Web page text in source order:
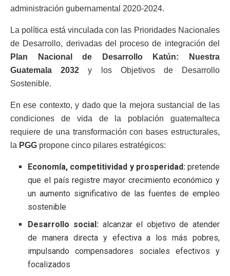
administración gubernamental 2020-2024.
La política está vinculada con las Prioridades Nacionales
de Desarrollo, derivadas del proceso de integración del
Plan Nacional de Desarrollo Katún: Nuestra
Guatemala 2032 y los Objetivos de Desarrollo
Sostenible.
En ese contexto, y dado que la mejora sustancial de las
condiciones de vida de la población guatemalteca
requiere de una transformación con bases estructurales,
la PGG propone cinco pilares estratégicos:
Economía, competitividad y prosperidad: pretende
que el país registre mayor crecimiento económico y
un aumento significativo de las fuentes de empleo
sostenible
Desarrollo social: alcanzar el objetivo de atender
de manera directa y efectiva a los más pobres,
impulsando compensadores sociales efectivos y
focalizados